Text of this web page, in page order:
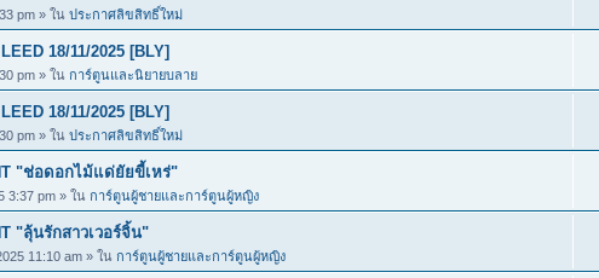
pm » ใน ประกาศลิขสิทธิ์ใหม่
18/11/2025 [BLY]
pm » ใน การ์ตูนและนิยายบลาย
18/11/2025 [BLY]
pm » ใน ประกาศลิขสิทธิ์ใหม่
"ช่อดอกไม้แด่ยัยขี้เหร่"
3:37 pm » ใน การ์ตูนผู้ชายและการ์ตูนผู้หญิง
"ลุ้นรักสาวเวอร์จิ้น"
11:10 am » ใน การ์ตูนผู้ชายและการ์ตูนผู้หญิง